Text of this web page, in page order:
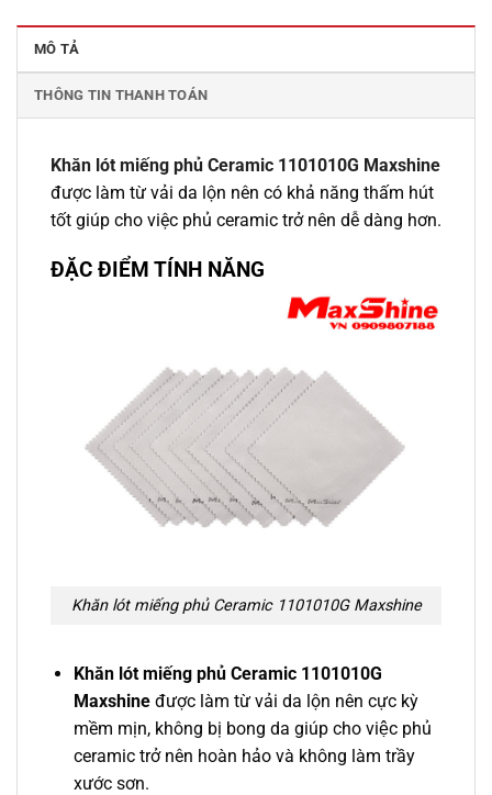
MÔ TẢ
THÔNG TIN THANH TOÁN
Khăn lót miếng phủ Ceramic 1101010G Maxshine
được làm từ vải da lộn nên có khả năng thấm hút
tốt giúp cho việc phủ ceramic trở nên dễ dàng hơn.
ĐẶC ĐIỂM TÍNH NĂNG
Khăn lót miếng phủ Ceramic 1101010G Maxshine
Khăn lót miếng phủ Ceramic 1101010G
Maxshine được làm từ vải da lộn nên cực kỳ
mềm mịn, không bị bong da giúp cho việc phủ
ceramic trở nên hoàn hảo và không làm trầy
xước sơn.